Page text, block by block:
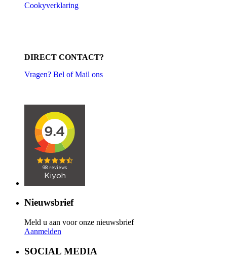
Cookyverklaring
DIRECT CONTACT?
Vragen? Bel of Mail ons
Nieuwsbrief
Meld u aan voor onze nieuwsbrief
Aanmelden
SOCIAL MEDIA